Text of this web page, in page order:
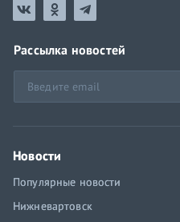
Рассылка новостей
Новости
Популярные новости
Нижневартовск